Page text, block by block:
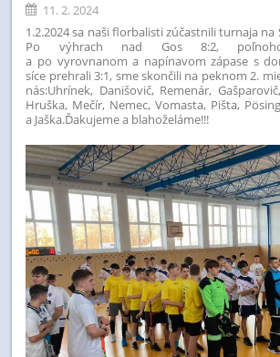
11. 2. 2024
1.2.2024 sa naši florbalisti zúčastnili turnaja
Po výhrach nad Gos 8:2,
a po vyrovnanom a napínavom zápase s
síce prehrali 3:1, sme skončili na peknom 2.
nás:Uhrínek, Danišovič, Remenár,
Hruška, Mečír, Nemec, Vomasta, Pišta,
a Jaška.Ďakujeme a blahoželáme!!!